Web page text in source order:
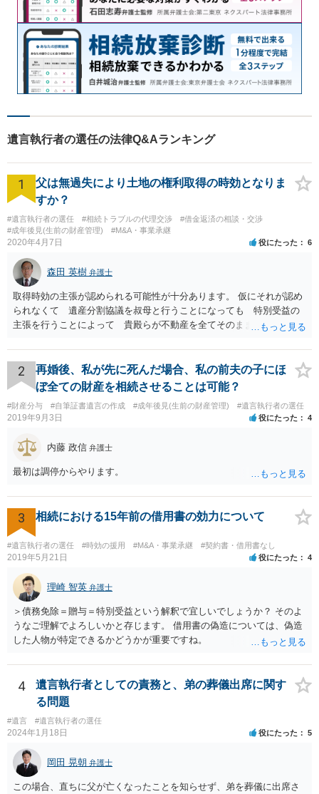
遺言執行者の選任の法律Q&Aランキング
1
父は無過失により土地の権利取得の時効となりま
すか？
#遺言執行者の選任 #相続トラブルの代理交渉
#借金返済の相談・交渉
#成年後見(生前の財産管理)
#M&A・事業承継
2020年4月7日 役にたった 6
森田 英樹 弁護士
取得時効の主張が認められる可能性が十分あります。 仮にそれが認め
られなくて 遺産分割協議を叔母と行うことになっても 特別受益の
主張を行うことによって 貴殿らが不動産を全てそのまま取得できる
2
再婚後、私が先に死んだ場合、私の前夫の子にほ
ぼ全ての財産を相続させることは可能？
#財産分与 #自筆証書遺言の作成 #成年後見(生前の財産管理) #遺言執行者の選任
2019年9月3日 役にたった 4
内藤 政信 弁護士
最初は調停からやります。
3 相続における15年前の借用書の効力について
#遺言執行者の選任 #時効の援用 #M&A・事業承継 #契約書・借用書なし
2019年5月21日 役にたった 4
理崎 智英 弁護士
＞債務免除＝贈与＝特別受益という解釈で宜しいでしょうか？ そのよ
うなご理解でよろしいかと存じます。 借用書の偽造については、偽造
した人物が特定できるかどうかが重要ですね。
4
遺言執行者としての責務と、弟の葬儀出席に関す
る問題
#遺言 #遺言執行者の選任
2024年1月18日 役にたった 5
岡田 晃朝 弁護士
この場合、直ちに父が亡くなったことを知らせず、弟を葬儀に出席さ